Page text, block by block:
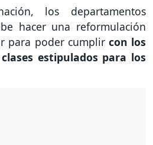
los departamentos
hacer una reformulación
para poder cumplir con los
estipulados para los